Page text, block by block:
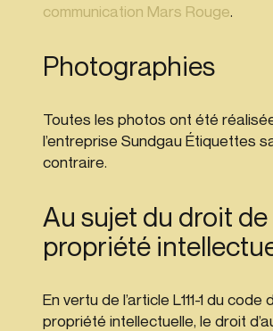
communication Mars Rouge.
Photographies
Toutes les photos ont été
l’entreprise Sundgau Étiquettes
contraire.
Au sujet du droit de
propriété
En vertu de l’article L111-1 du code
propriété intellectuelle, le droit